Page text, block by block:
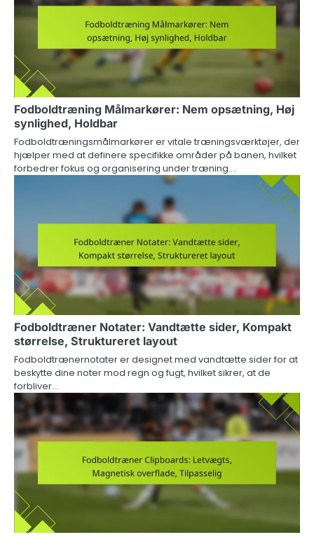
Fodboldtræning Målmarkører: Nem opsætning, Høj
synlighed, Holdbar
Fodboldtræningsmålmarkører er vitale træningsværktøjer, der
hjælper med at definere specifikke områder på banen, hvilket
forbedrer fokus og organisering under træning.…
Fodboldtræner Notater: Vandtætte sider, Kompakt
størrelse, Struktureret layout
Fodboldtrænernotater er designet med vandtætte sider for at
beskytte dine noter mod regn og fugt, hvilket sikrer, at de
forbliver…